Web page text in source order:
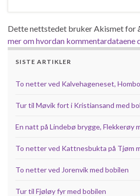
Dette nettstedet bruker Akismet for
mer om hvordan kommentardataene
SISTE ARTIKLER
To netter ved Kalvehageneset,
Tur til Møvik fort i Kristiansand med
En natt på Lindebø brygge, Flekkerøy
To netter ved Kattnesbukta på Tjøm
To netter ved Jorenvik med bobilen
Tur til Fjøløy fyr med bobilen